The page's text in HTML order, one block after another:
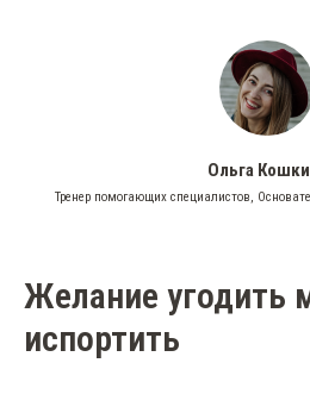
Ольга
Тренер помогающих специалистов,
Желание угодить
испортить